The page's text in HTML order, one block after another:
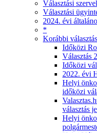
Választási
Választási
2024. évi
*
Korábbi
Időközi
Választás
Időközi
2022. évi
Helyi
időközi
választás
Helyi